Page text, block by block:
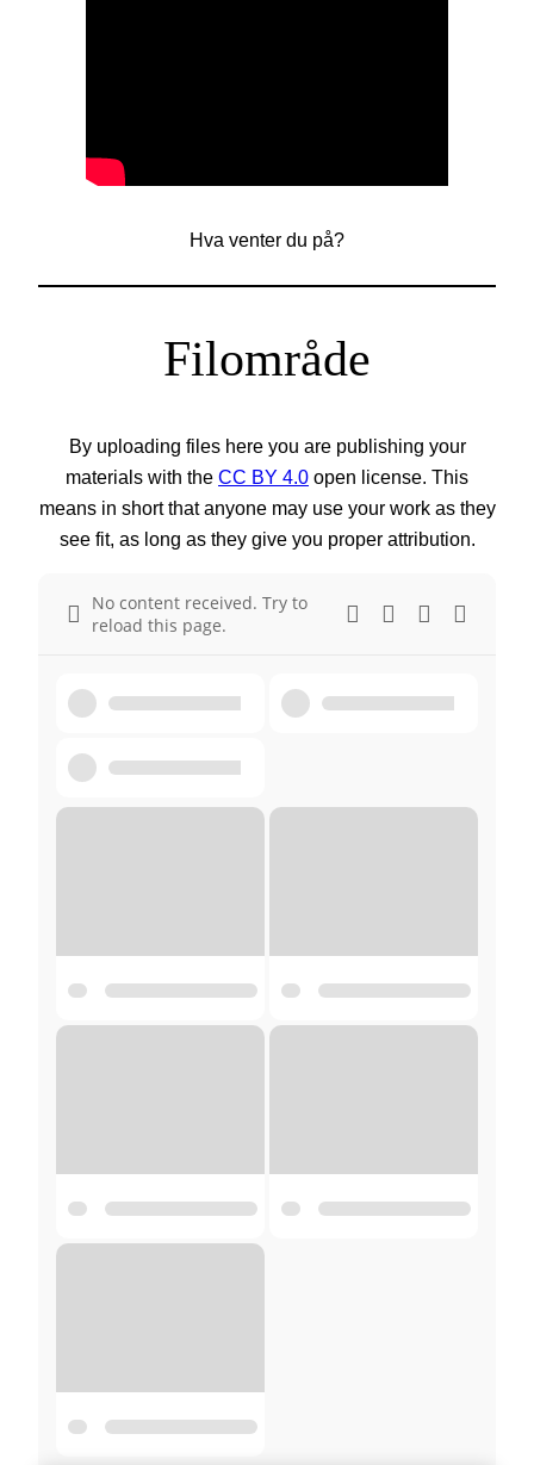
Hva venter du på?
Filområde
By uploading files here you are publishing your
materials with the CC BY 4.0 open license. This
means in short that anyone may use your work as they
see fit, as long as they give you proper attribution.
No content received. Try to
reload this page.